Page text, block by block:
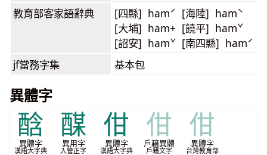
教育部客家語辭典
[四縣] hamˊ [海陸] hamˋ
[大埔] ham+ [饒平] hamˇ
[詔安] hamˇ [南四縣] hamˊ
jf當務字集 基本包
異體字
䣻
異體字
漢語大字典
䤂
異用字
入管正字
佄
異體字
漢語大字典
佄
戶籍異體
戶籍文字
佄
異體字
台灣教育部